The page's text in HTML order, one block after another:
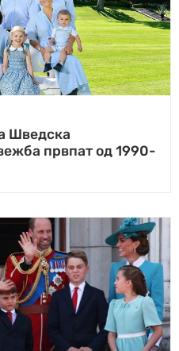
Шведска
првпат од 1990-